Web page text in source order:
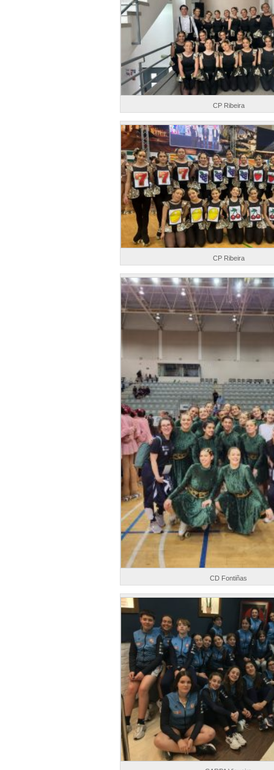
CP Ribeira
CP Ribeira
CD Fontiñas